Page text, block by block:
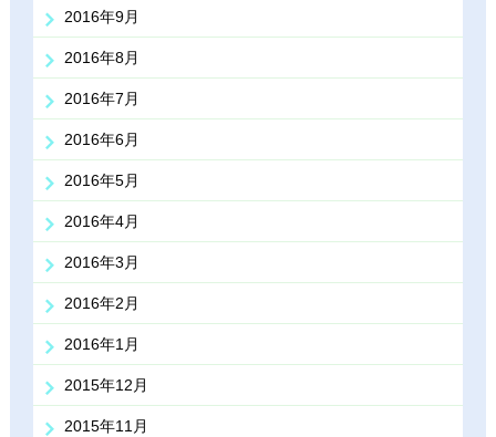
2016年9月
2016年8月
2016年7月
2016年6月
2016年5月
2016年4月
2016年3月
2016年2月
2016年1月
2015年12月
2015年11月